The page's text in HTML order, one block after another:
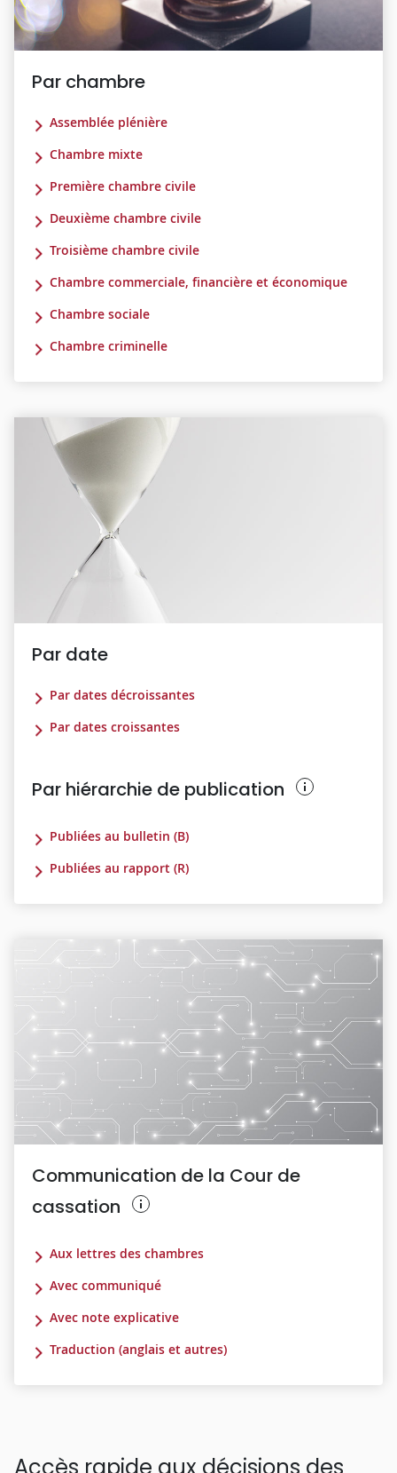
Par chambre
Assemblée plénière
Chambre mixte
Première chambre civile
Deuxième chambre civile
Troisième chambre civile
Chambre commerciale, financière et économique
Chambre sociale
Chambre criminelle
Par date
Par dates décroissantes
Par dates croissantes
Par hiérarchie de publication
Publiées au bulletin (B)
Publiées au rapport (R)
Communication de la Cour de
cassation
Aux lettres des chambres
Avec communiqué
Avec note explicative
Traduction (anglais et autres)
Accès rapide aux décisions des